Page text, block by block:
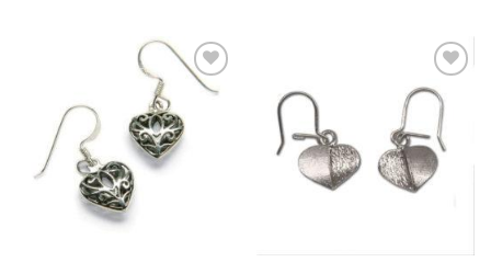
Wishlist
Add to
Wishlist